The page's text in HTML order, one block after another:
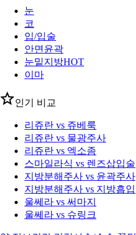
눈
코
입/입술
안면윤곽
눈밑지방HOT
이마
인기 비교
리쥬란 vs 쥬베룩
리쥬란 vs 물광주사
리쥬란 vs 엑소좀
스마일라식 vs 렌즈삽입술
지방분해주사 vs 윤곽주사
지방분해주사 vs 지방흡입
울쎄라 vs 써마지
울쎄라 vs 슈링크